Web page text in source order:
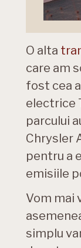
O alta
care am
fost cea
electrice
parcului
Chrysler
pentru a
emisiile
Vom mai
simplu